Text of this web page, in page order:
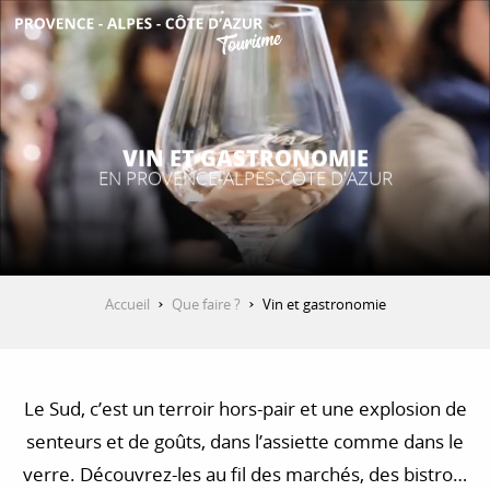
Aller
au
contenu
principal
DÉCOUVRIR
QUE FAIRE ?
SÉJOURNER
VIN ET GASTRONOMIE
EN PROVENCE-ALPES-CÔTE D'AZUR
Accueil Que faire ? Vin et gastronomie
Le Sud, c’est un terroir hors-pair et une explosion de
senteurs et de goûts, dans l’assiette comme dans le
verre. Découvrez-les au fil des marchés, des bistrots